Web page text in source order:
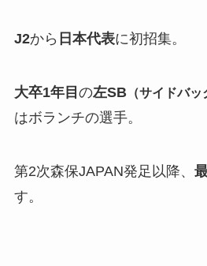
J2から 日本代表に初招集。
大卒1年目 の左SB（サイドバッ
はボランチの選手。
第2次森保JAPAN発足以降、
す。